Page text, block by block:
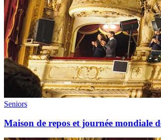
Seniors
Maison de repos et journée mondiale